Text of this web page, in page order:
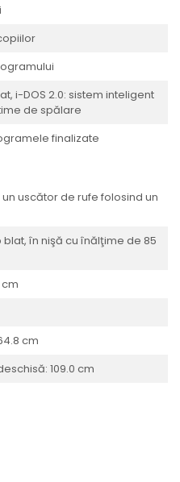
i-DOS 2.0: sistem inteligent
de spălare
finalizate
uscător de rufe folosind un
în nişă cu înălţime de 85
cm
cm
109.0 cm